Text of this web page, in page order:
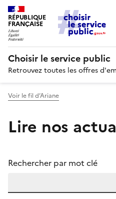
RÉPUBLIQUE
FRANÇAISE
Choisir le service public
Retrouvez toutes les offres
Voir le fil d’Ariane
Lire nos
Rechercher par mot clé